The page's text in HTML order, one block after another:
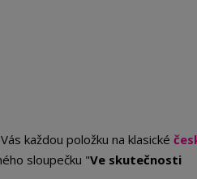
každou položku na klasické
sloupečku "Ve skutečnosti